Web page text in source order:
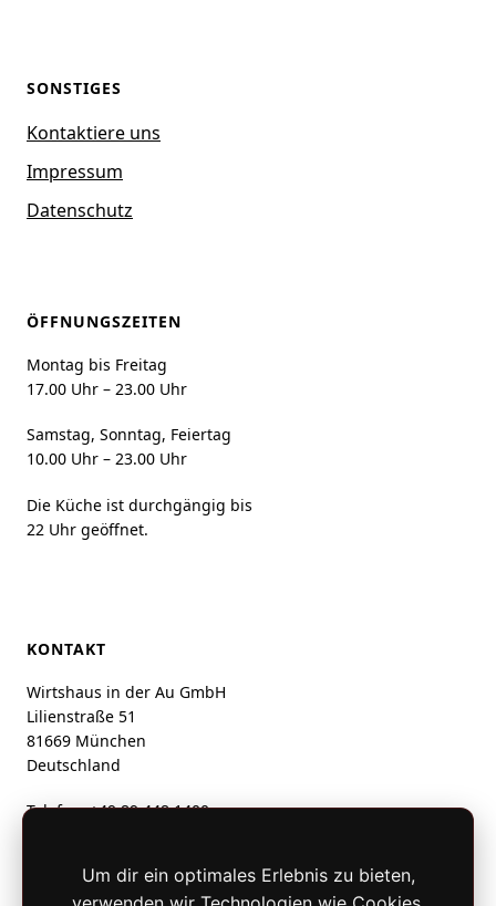
SONSTIGES
Kontaktiere uns
Impressum
Datenschutz
ÖFFNUNGSZEITEN
Montag bis Freitag
17.00 Uhr – 23.00 Uhr
Samstag, Sonntag, Feiertag
10.00 Uhr – 23.00 Uhr
Die Küche ist durchgängig bis
22 Uhr geöffnet.
KONTAKT
Wirtshaus in der Au GmbH
Lilienstraße 51
81669 München
Deutschland
Telefon:+49 89 448 1400
Um dir ein optimales Erlebnis zu bieten,